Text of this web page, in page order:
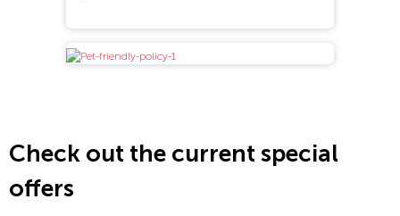
Check out the current special
offers